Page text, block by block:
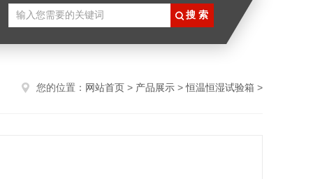
您的位置： 网站首页 > 产品展示 >恒温恒湿试验箱 >